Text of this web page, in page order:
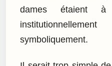
dames étaient
symboliquement.